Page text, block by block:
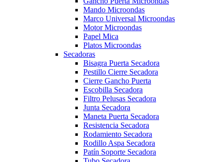
Mando Microondas
Marco Universal Microondas
Motor Microondas
Papel Mica
Platos Microondas
Secadoras
Bisagra Puerta Secadora
Pestillo Cierre Secadora
Cierre Gancho Puerta
Escobilla Secadora
Filtro Pelusas Secadora
Junta Secadora
Maneta Puerta Secadora
Resistencia Secadora
Rodamiento Secadora
Rodillo Aspa Secadora
Patín Soporte Secadora